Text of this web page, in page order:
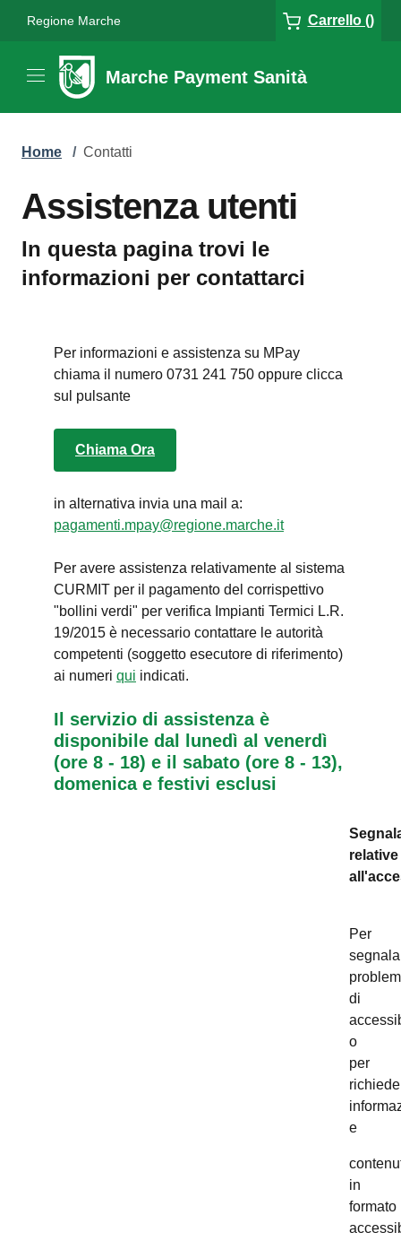
Regione Marche Carrello ()
Marche Payment Sanità
Home / Contatti
Assistenza utenti
In questa pagina trovi le
informazioni per contattarci
Per informazioni e assistenza su MPay
chiama il numero 0731 241 750 oppure clicca
sul pulsante
Chiama Ora
in alternativa invia una mail a:
pagamenti.mpay@regione.marche.it
Per avere assistenza relativamente al sistema
CURMIT per il pagamento del corrispettivo
"bollini verdi" per verifica Impianti Termici L.R.
19/2015 è necessario contattare le autorità
competenti (soggetto esecutore di riferimento)
ai numeri qui indicati.
Il servizio di assistenza è
disponibile dal lunedì al venerdì
(ore 8 - 18) e il sabato (ore 8 - 13),
domenica e festivi esclusi
relative
Per
di
o
per
e
in
formato